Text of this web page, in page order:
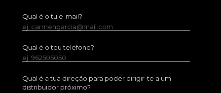
Qual é o tu e-mail?
ej. carmengarcia@mail.com
Qual é o teu telefone?
ej. 962505050
Qual é a tua direção para poder dirigir-te a um
distribuidor próximo?